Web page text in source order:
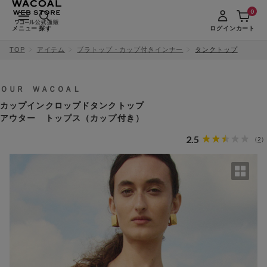
メニュー 探す ログインカート
0
TOP アイテム ブラトップ・カップ付きインナー タンクトップ
ＯＵＲ ＷＡＣＯＡＬ
カップインクロップドタンクトップ
アウター トップス（カップ付き）
2.5 （2 ）